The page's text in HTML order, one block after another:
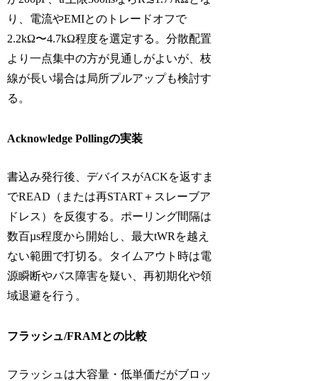
り、電流やEMIとのトレードオフで
2.2kΩ〜4.7kΩ程度を選定する。分散配置
より一点集中の方が見通しがよいが、枝
線が長い場合は局所プルアップも検討す
る。
Acknowledge Pollingの実装
書込み発行後、デバイスがACKを返すま
でREAD（または再START＋スレーブア
ドレス）を反復する。ポーリング間隔は
数百µs程度から開始し、最大tWRを越え
ない範囲で打切る。タイムアウト時は電
源瞬断やバス障害を疑い、再初期化や領
域退避を行う。
フラッシュ/FRAMとの比較
フラッシュは大容量・低単価だがブロッ